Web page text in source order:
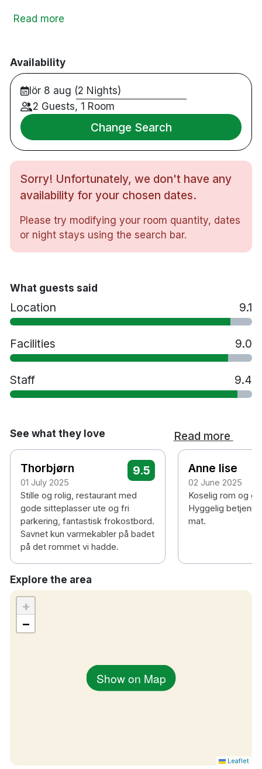
omgivningar erbjuder aktiviteter för alla smaker.
den världsberömda Atlantic Road. Här kan du börja
varje morgon med hotellets fantastiska
frukostbuffé i en stämningsfull atmosfär och under
sommarhalvåret kan du slå dig ner på
uteserveringen som ligger precis vid vattnet.
91 rum
Dubbelrum
Badrum med dusch
Gratis WiFi
Skrivbord
Hårtork
Vattenkokare
Strykjärn/strykbräda
Gratis toalettartiklar
Restaurang
Bar
Tvättservice
Handikappsanpassade rum finns tillgängliga
Transfer till flygplatsen mot en avgift
Rökfritt
färjeterminal
15 minuters bilresa till Kristiansund flygplats
Alla gäster från 18 år och uppåt måste visa giltig
ID-handling vid incheckning.
Giltig ID kan vara: körkort, nationellt ID-kort,
BankID-app med foto eller pass.
Detta är ett krav från myndigheterna och bidrar till
en trygg och ansvarsfull drift av våra hotell.
Read more
Availability
lör 8 aug (2 Nights)
2 Guests, 1 Room
Change Search
Sorry! Unfortunately, we don't have any
availability for your chosen dates.
Please try modifying your room quantity, dates
or night stays using the search bar.
What guests said
Location 9.1
Facilities 9.0
Staff 9.4
See what they love Read more
Thorbjørn
01 July 2025
9.5
Stille og rolig, restaurant med
gode sitteplasser ute og fri
parkering, fantastisk frokostbord.
Savnet kun varmekabler på badet
på det rommet vi hadde.
Anne lise
02 June 2025
Koselig rom og
Hyggelig
mat.
Explore the area
Show on Map
+
−
Leaflet